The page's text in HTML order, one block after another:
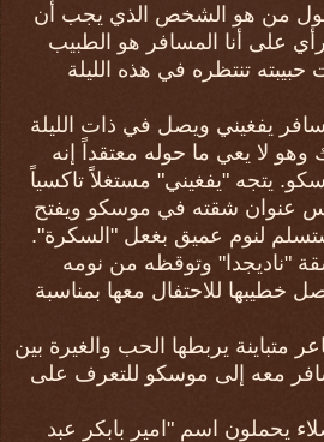
حول من هو الشخص الذي يجب أن
على أنا المسافر هو الطبيب
تنتظره في هذه الليلة
يفغيني ويصل في ذات الليلة
وهو لا يعي ما حوله معتقداً إنه
يتجه "يفغيني" مستغلاً تاكسياً
عنوان شقته في موسكو ويفتح
لنوم عميق بغعل "السكرة".
"ناديجدا" وتوقظه من نومه
خطيبها للاحتفال معها بمناسبة
يربطها الحب والغيرة بين
معه إلى موسكو للتعرف على
يحملون اسم "امير بابكر عبد